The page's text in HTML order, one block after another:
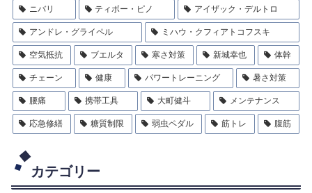
ニバリ ティボー・ピノ アイザック・デルトロ
アンドレ・グライペル ミハウ・クフィアトコフスキ
空気抵抗 ブエルタ 寒さ対策 新城幸也 体幹
チェーン 健康 パワートレーニング 暑さ対策
腰痛 携帯工具 大町健斗 メンテナンス
応急修繕 糖質制限 弱虫ペダル 筋トレ 腹筋
カテゴリー